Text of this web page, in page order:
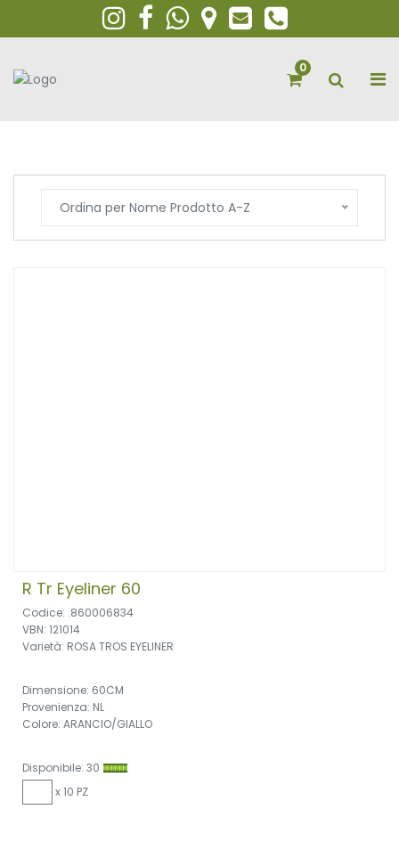
0
Ordina per Nome Prodotto A-Z
R Tr Eyeliner 60
Codice: .860006834
VBN: 121014
Varietà: ROSA TROS EYELINER
Dimensione: 60CM
Provenienza: NL
Colore: ARANCIO/GIALLO
Disponibile: 30
x 10 PZ